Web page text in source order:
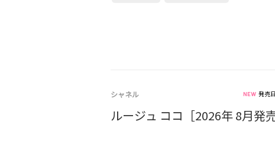
シャネル 発売
ルージュ ココ［2026年 8月発売